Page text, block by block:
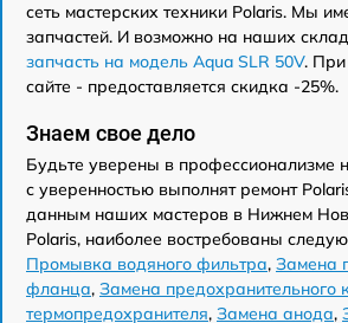
сеть мастерских техники Polaris. Мы
запчастей. И возможно на наших
запчасть на модель Aqua SLR 50V. При
сайте - предоставляется скидка -25%.
Знаем свое дело
Будьте уверены в профессионализме
с уверенностью выполнят ремонт
данным наших мастеров в Нижнем
Polaris, наиболее востребованы
Промывка водяного фильтра, Замена
фланца, Замена предохранительного
термопредохранителя, Замена анода,